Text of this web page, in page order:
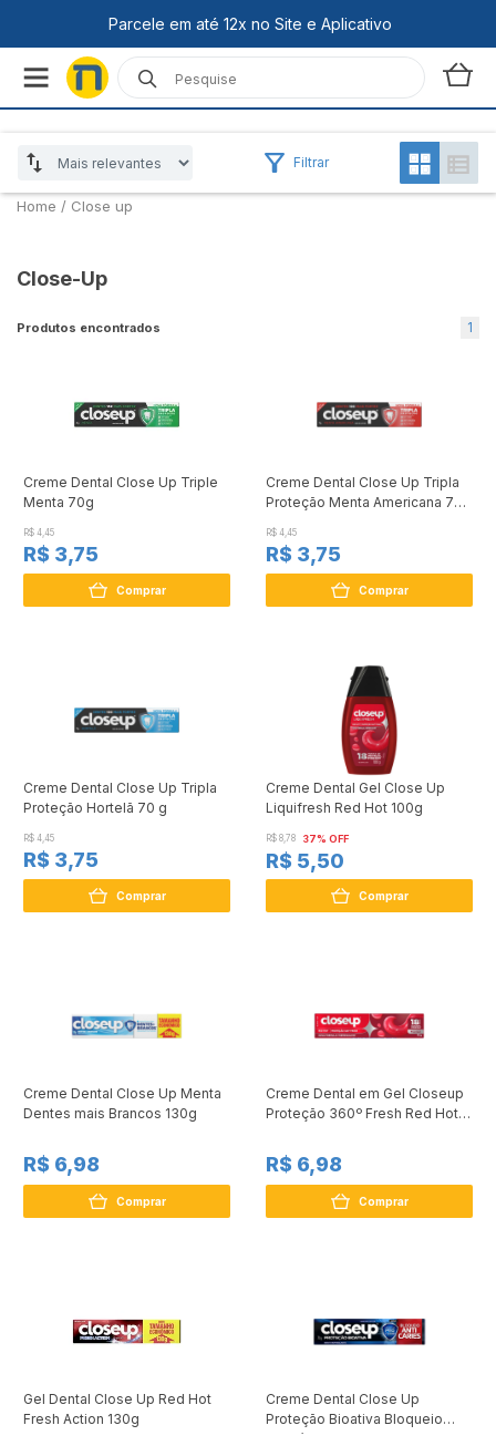
Filtrar
Home / Close up
Close-Up
Produtos encontrados 1
Creme Dental Close Up Triple
Menta 70g
R$ 4,45
R$ 3,75
Comprar
Creme Dental Close Up Tripla
Proteção Menta Americana 70
R$ 4,45
R$ 3,75
Comprar
Creme Dental Close Up Tripla
Proteção Hortelã 70 g
R$ 4,45
R$ 3,75
Comprar
Creme Dental Gel Close Up
Liquifresh Red Hot 100g
R$ 8,78 37% OFF
R$ 5,50
Comprar
Creme Dental Close Up Menta
Dentes mais Brancos 130g
R$ 6,98
Comprar
Creme Dental em Gel Closeup
Proteção 360º Fresh Red Hot
R$ 6,98
Comprar
Gel Dental Close Up Red Hot
Fresh Action 130g
Creme Dental Close Up
Proteção Bioativa Bloqueio
Anticáries 70 GR